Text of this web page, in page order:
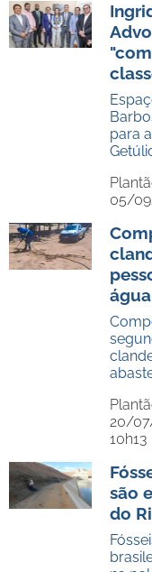
para
05/
água
20/
10h13
são
do